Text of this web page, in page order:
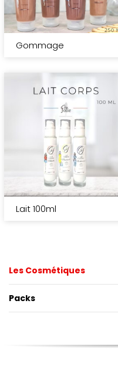
Gommage
Lait 100ml
Les Cosmétiques
Packs